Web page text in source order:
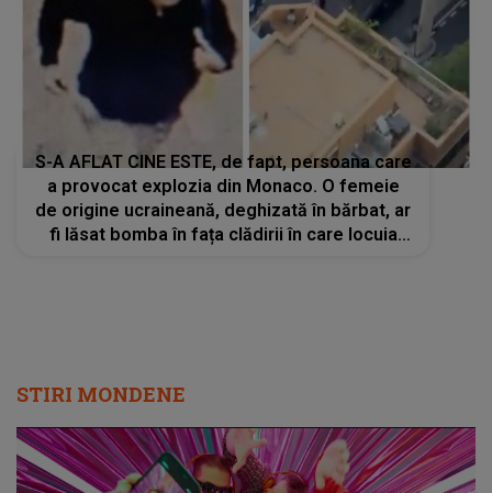
S-A AFLAT CINE ESTE, de fapt, persoana care
a provocat explozia din Monaco. O femeie
de origine ucraineană, deghizată în bărbat, ar
fi lăsat bomba în fața clădirii în care locuia
STIRI MONDENE